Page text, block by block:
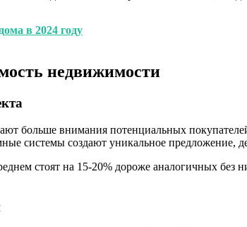
в 2024 году
недвижимости
больше внимания потенциальных
системы создают уникальное предложение,
стоят на 15-20% дороже аналогичных